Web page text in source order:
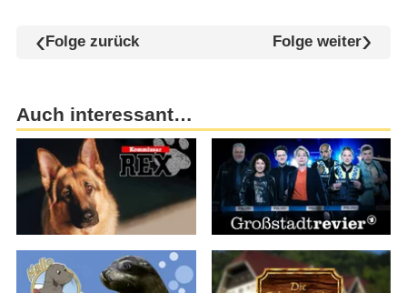
Folge zurück Folge weiter
Auch interessant…